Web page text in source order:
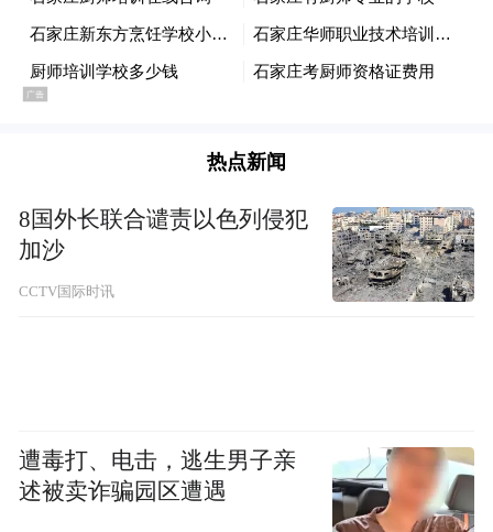
温接受媒体采访时表示，尽管有涉嫌洗钱告
知书，但由于程序性行动仍在进行中，“现在
做出任何评估都为时尚早”。
对于这一新曝光的贪腐丑闻，美国等西方媒
体高度关注。《华尔街日报》11日称，泽连
斯基的前亲信叶尔马克被列为腐败案嫌疑
《纽约时报》称，泽连斯基前高级助手正式
被指控腐败，这一丑闻不仅引起了在俄乌冲
热点新闻
8国外长联合谴责以色列侵犯
加沙
CCTV国际时讯
遭毒打、电击，逃生男子亲
述被卖诈骗园区遭遇